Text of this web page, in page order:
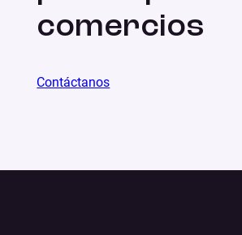
comercios
Contáctanos